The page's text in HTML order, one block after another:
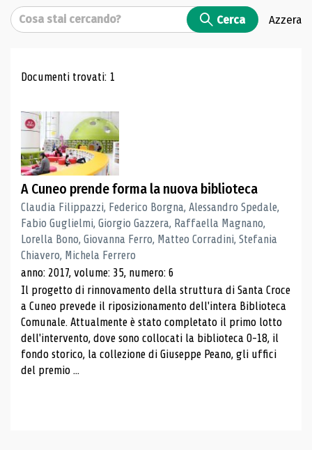
Cerca Cerca Azzera
Risultati di ricerca
Documenti trovati: 1
A Cuneo prende forma la nuova biblioteca
Claudia Filippazzi, Federico Borgna, Alessandro Spedale,
Fabio Guglielmi, Giorgio Gazzera, Raffaella Magnano,
Lorella Bono, Giovanna Ferro, Matteo Corradini, Stefania
Chiavero, Michela Ferrero
anno: 2017, volume: 35, numero: 6
Il progetto di rinnovamento della struttura di Santa Croce
a Cuneo prevede il riposizionamento dell'intera Biblioteca
Comunale. Attualmente è stato completato il primo lotto
dell'intervento, dove sono collocati la biblioteca 0-18, il
fondo storico, la collezione di Giuseppe Peano, gli uffici
del premio ...